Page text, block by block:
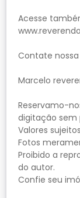
Acesse
Contate
Marcelo
Reservamo-
digitação sem
Valores
Fotos
Proibido a
do autor.
Confie seu